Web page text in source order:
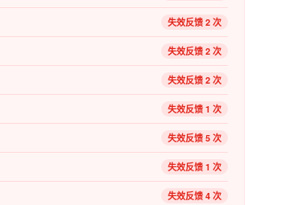
失效反馈 2 次
失效反馈 2 次
失效反馈 2 次
失效反馈 1 次
失效反馈 5 次
失效反馈 1 次
失效反馈 4 次